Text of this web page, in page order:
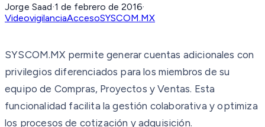
Jorge Saad·1 de febrero de 2016·
VideovigilanciaAccesoSYSCOM.MX
SYSCOM.MX permite generar cuentas adicionales con
privilegios diferenciados para los miembros de su
equipo de Compras, Proyectos y Ventas. Esta
funcionalidad facilita la gestión colaborativa y optimiza
los procesos de cotización y adquisición.